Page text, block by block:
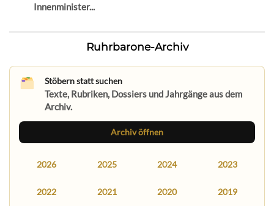
Innenminister...
Ruhrbarone-Archiv
Stöbern statt suchen
Texte, Rubriken, Dossiers und Jahrgänge aus dem
Archiv.
Archiv öffnen
2026 2025 2024 2023
2022 2021 2020 2019